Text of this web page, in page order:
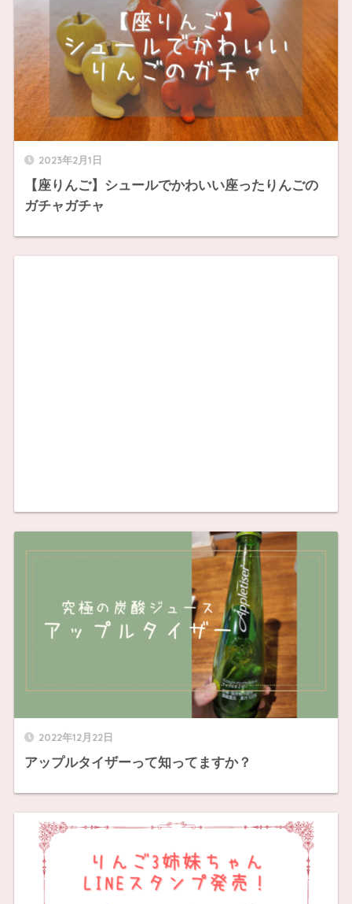
2023年2月1日
【座りんご】シュールでかわいい座ったりんごの
ガチャガチャ
2022年12月22日
アップルタイザーって知ってますか？